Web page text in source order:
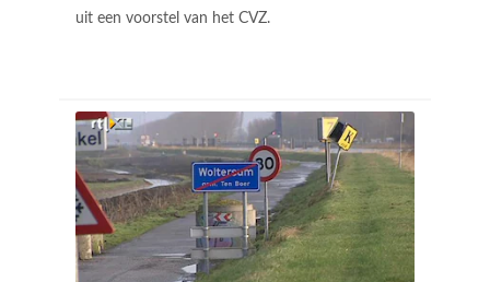
uit een voorstel van het CVZ.